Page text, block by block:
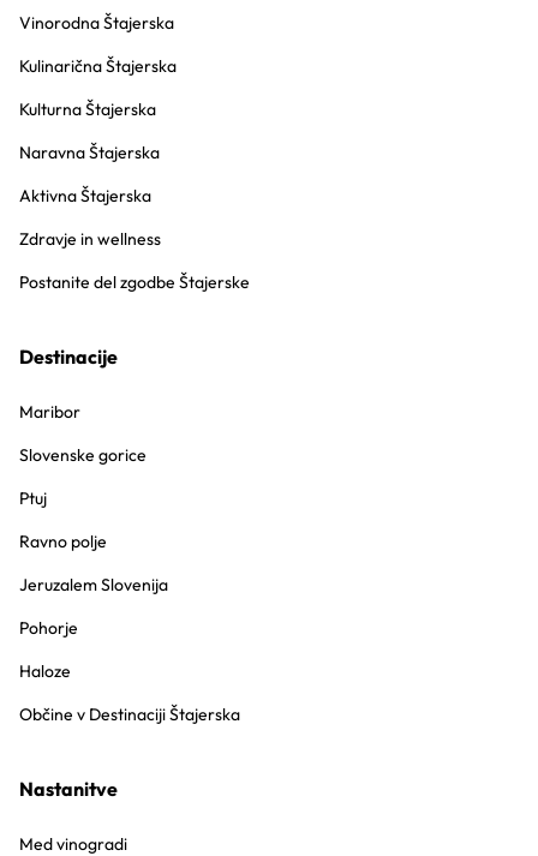
Vinorodna Štajerska
Kulinarična Štajerska
Kulturna Štajerska
Naravna Štajerska
Aktivna Štajerska
Zdravje in wellness
Postanite del zgodbe Štajerske
Destinacije
Maribor
Slovenske gorice
Ptuj
Ravno polje
Jeruzalem Slovenija
Pohorje
Haloze
Občine v Destinaciji Štajerska
Nastanitve
Med vinogradi